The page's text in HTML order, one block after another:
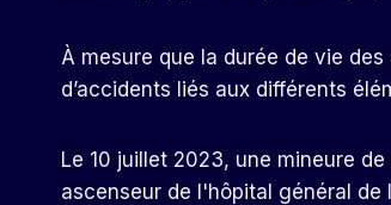
À mesure que la durée de vie
d’accidents liés aux différents
Le 10 juillet 2023, une mineure
ascenseur de l'hôpital général de